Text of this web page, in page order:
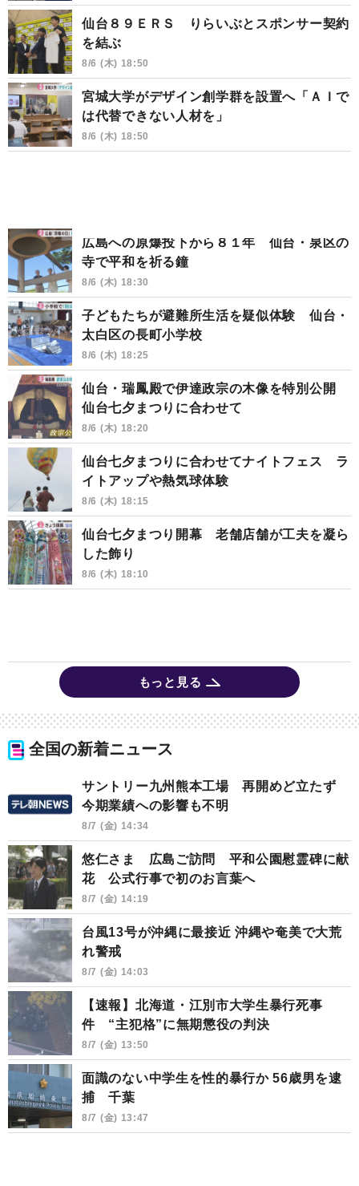
仙台８９ＥＲＳ りらいぶとスポンサー契約
を結ぶ
8/6 (木) 18:50
宮城大学がデザイン創学群を設置へ「ＡＩで
は代替できない人材を」
8/6 (木) 18:50
広島への原爆投下から８１年 仙台・泉区の
寺で平和を祈る鐘
8/6 (木) 18:30
子どもたちが避難所生活を疑似体験 仙台・
太白区の長町小学校
8/6 (木) 18:25
仙台・瑞鳳殿で伊達政宗の木像を特別公開
仙台七夕まつりに合わせて
8/6 (木) 18:20
仙台七夕まつりに合わせてナイトフェス ラ
イトアップや熱気球体験
8/6 (木) 18:15
仙台七夕まつり開幕 老舗店舗が工夫を凝ら
した飾り
8/6 (木) 18:10
もっと見る
全国の新着ニュース
サントリー九州熊本工場 再開めど立たず
今期業績への影響も不明
8/7 (金) 14:34
悠仁さま 広島ご訪問 平和公園慰霊碑に献
花 公式行事で初のお言葉へ
8/7 (金) 14:19
台風13号が沖縄に最接近 沖縄や奄美で大荒
れ警戒
8/7 (金) 14:03
【速報】北海道・江別市大学生暴行死事
件 “主犯格”に無期懲役の判決
8/7 (金) 13:50
面識のない中学生を性的暴行か 56歳男を逮
捕 千葉
8/7 (金) 13:47